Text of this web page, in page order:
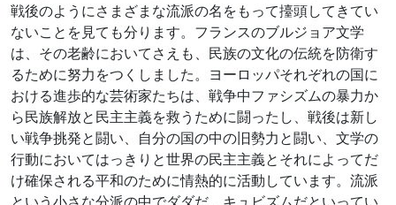
戦後のようにさまざまな流派の名をもって擡頭してきてい
ないことを見ても分ります。フランスのブルジョア文学
は、その老齢においてさえも、民族の文化の伝統を防衛す
るために努力をつくしました。ヨーロッパそれぞれの国に
おける進歩的な芸術家たちは、戦争中ファシズムの暴力か
ら民族解放と民主主義を救うために闘ったし、戦後は新し
い戦争挑発と闘い、自分の国の中の旧勢力と闘い、文学の
行動においてはっきりと世界の民主主義とそれによってだ
け確保される平和のために情熱的に活動しています。流派